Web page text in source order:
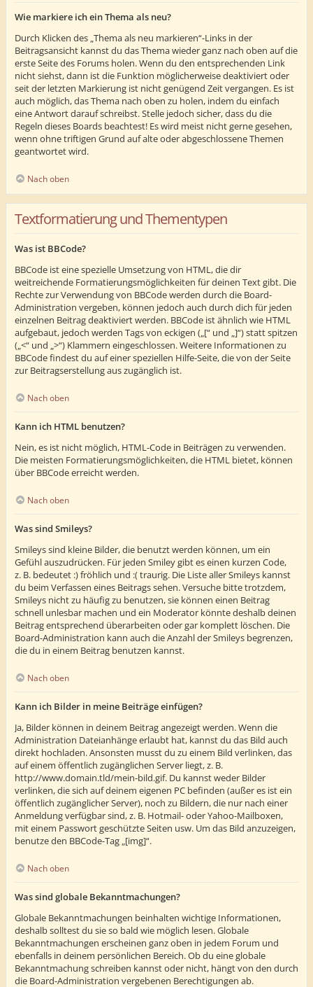
Wie markiere ich ein Thema als neu?
Durch Klicken des „Thema als neu markieren“-Links in der
Beitragsansicht kannst du das Thema wieder ganz nach oben auf die
erste Seite des Forums holen. Wenn du den entsprechenden Link
nicht siehst, dann ist die Funktion möglicherweise deaktiviert oder
seit der letzten Markierung ist nicht genügend Zeit vergangen. Es ist
auch möglich, das Thema nach oben zu holen, indem du einfach
eine Antwort darauf schreibst. Stelle jedoch sicher, dass du die
Regeln dieses Boards beachtest! Es wird meist nicht gerne gesehen,
wenn ohne triftigen Grund auf alte oder abgeschlossene Themen
geantwortet wird.
Nach oben
Textformatierung und Thementypen
Was ist BBCode?
BBCode ist eine spezielle Umsetzung von HTML, die dir
weitreichende Formatierungsmöglichkeiten für deinen Text gibt. Die
Rechte zur Verwendung von BBCode werden durch die Board-
Administration vergeben, können jedoch auch durch dich für jeden
einzelnen Beitrag deaktiviert werden. BBCode ist ähnlich wie HTML
aufgebaut, jedoch werden Tags von eckigen („[“ und „]“) statt spitzen
(„<“ und „>“) Klammern eingeschlossen. Weitere Informationen zu
BBCode findest du auf einer speziellen Hilfe-Seite, die von der Seite
zur Beitragserstellung aus zugänglich ist.
Nach oben
Kann ich HTML benutzen?
Nein, es ist nicht möglich, HTML-Code in Beiträgen zu verwenden.
Die meisten Formatierungsmöglichkeiten, die HTML bietet, können
über BBCode erreicht werden.
Nach oben
Was sind Smileys?
Smileys sind kleine Bilder, die benutzt werden können, um ein
Gefühl auszudrücken. Für jeden Smiley gibt es einen kurzen Code,
z. B. bedeutet :) fröhlich und :( traurig. Die Liste aller Smileys kannst
du beim Verfassen eines Beitrags sehen. Versuche bitte trotzdem,
Smileys nicht zu häufig zu benutzen, sie können einen Beitrag
schnell unlesbar machen und ein Moderator könnte deshalb deinen
Beitrag entsprechend überarbeiten oder gar komplett löschen. Die
Board-Administration kann auch die Anzahl der Smileys begrenzen,
die du in einem Beitrag benutzen kannst.
Nach oben
Kann ich Bilder in meine Beiträge einfügen?
Ja, Bilder können in deinem Beitrag angezeigt werden. Wenn die
Administration Dateianhänge erlaubt hat, kannst du das Bild auch
direkt hochladen. Ansonsten musst du zu einem Bild verlinken, das
auf einem öffentlich zugänglichen Server liegt, z. B.
http://www.domain.tld/mein-bild.gif. Du kannst weder Bilder
verlinken, die sich auf deinem eigenen PC befinden (außer es ist ein
öffentlich zugänglicher Server), noch zu Bildern, die nur nach einer
Anmeldung verfügbar sind, z. B. Hotmail- oder Yahoo-Mailboxen,
mit einem Passwort geschützte Seiten usw. Um das Bild anzuzeigen,
benutze den BBCode-Tag „[img]“.
Nach oben
Was sind globale Bekanntmachungen?
Globale Bekanntmachungen beinhalten wichtige Informationen,
deshalb solltest du sie so bald wie möglich lesen. Globale
Bekanntmachungen erscheinen ganz oben in jedem Forum und
ebenfalls in deinem persönlichen Bereich. Ob du eine globale
Bekanntmachung schreiben kannst oder nicht, hängt von den durch
die Board-Administration vergebenen Berechtigungen ab.